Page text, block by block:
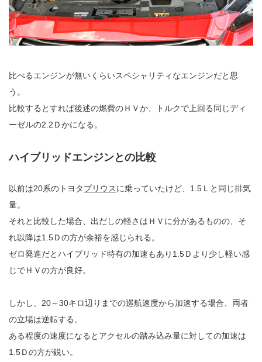
比べるエンジンが無いくらいスペシャリティなエンジンだと思
う。
比較するとすれば後述の燃費のＨＶか、トルクで上回る同じディ
ーゼルの2.2Ｄかになる。
ハイブリッドエンジンとの比較
以前は20系のトヨタプリウスに乗っていたけど、1.5Ｌと同じ排気
量。
それと比較した場合、出だしの軽さはＨＶに分があるものの、そ
れ以降は1.5Ｄの方が余裕を感じられる。
ゼロ発進だとハイブリッド特有の加速もあり1.5Ｄより少し軽い感
じでＨＶの方が良好。
しかし、20～30キロ辺りまでの巡航速度から加速する場合、両者
の立場は逆転する。
ある程度の速度になるとアクセルの踏み込み量に対しての加速は
1.5Ｄの方が鋭い。